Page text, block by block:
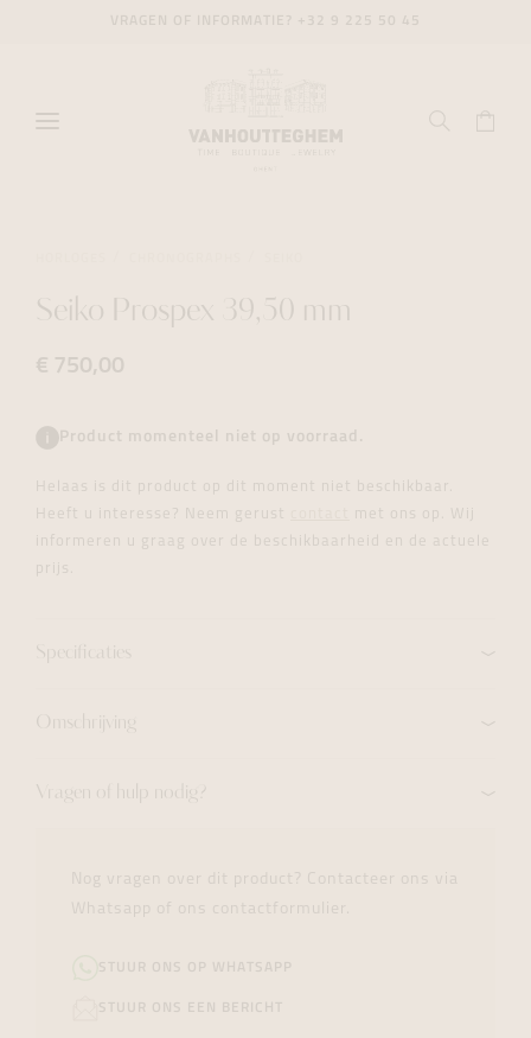
Seiko Prospex 39,50 mm
€ 750,00
Product momenteel niet op voorraad.
Helaas is dit product op dit moment niet beschikbaar.
Heeft u interesse? Neem gerust
met ons op. Wij
informeren u graag over de beschikbaarheid en de actuele
prijs.
Specificaties
Omschrijving
Vragen of hulp nodig?